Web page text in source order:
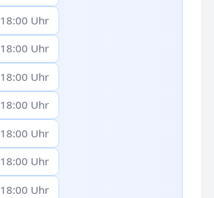
18:00 Uhr
18:00 Uhr
18:00 Uhr
18:00 Uhr
18:00 Uhr
18:00 Uhr
18:00 Uhr